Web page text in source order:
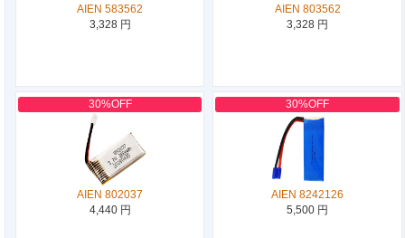
AIEN 583562
3,328 円
AIEN 803562
3,328 円
30%OFF
AIEN 802037
4,440 円
30%OFF
AIEN 8242126
5,500 円